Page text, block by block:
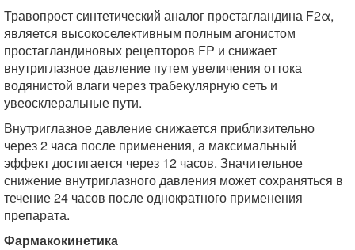
Травопрост синтетический аналог простагландина F2α,
является высокоселективным полным агонистом
простагландиновых рецепторов FP и снижает
внутриглазное давление путем увеличения оттока
водянистой влаги через трабекулярную сеть и
увеосклеральные пути.
Внутриглазное давление снижается приблизительно
через 2 часа после применения, а максимальный
эффект достигается через 12 часов. Значительное
снижение внутриглазного давления может сохраняться в
течение 24 часов после однократного применения
препарата.
Фармакокинетика